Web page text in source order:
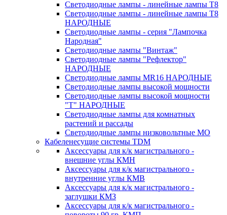
Светодиодные лампы - линейные лампы T8
Светодиодные лампы - линейные лампы T8
НАРОДНЫЕ
Светодиодные лампы - серия "Лампочка
Народная"
Светодиодные лампы "Винтаж"
Светодиодные лампы "Рефлектор"
НАРОДНЫЕ
Светодиодные лампы MR16 НАРОДНЫЕ
Светодиодные лампы высокой мощности
Светодиодные лампы высокой мощности
"Т" НАРОДНЫЕ
Светодиодные лампы для комнатных
растений и рассады
Светодиодные лампы низковольтные МО
Кабеленесущие системы TDM
Аксессуары для к/к магистрального -
внешние углы КМН
Аксессуары для к/к магистрального -
внутренние углы КМВ
Аксессуары для к/к магистрального -
заглушки КМЗ
Аксессуары для к/к магистрального -